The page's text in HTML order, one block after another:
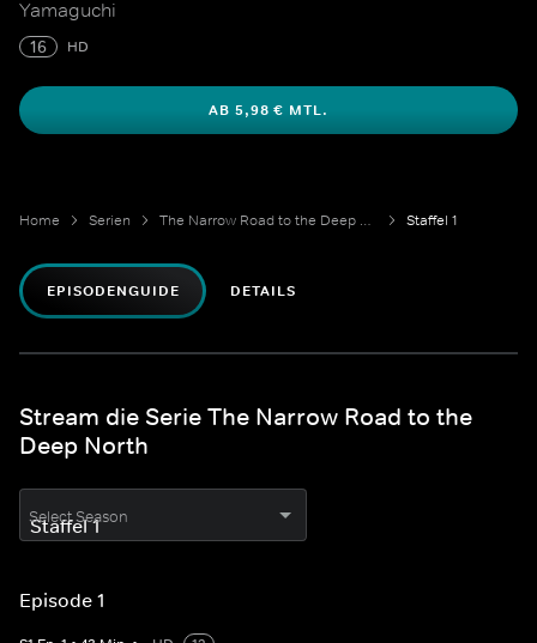
Yamaguchi
16 HD
AB 5,98 € MTL.
Home Serien The Narrow Road to the Deep North Staffel 1
EPISODENGUIDE DETAILS
Stream die Serie The Narrow Road to the
Deep North
Select Season
Episode 1